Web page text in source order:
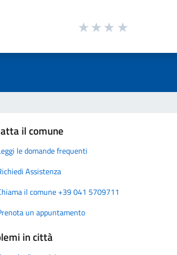
il comune
le domande frequenti
Assistenza
il comune +39 041 5709711
un appuntamento
in città